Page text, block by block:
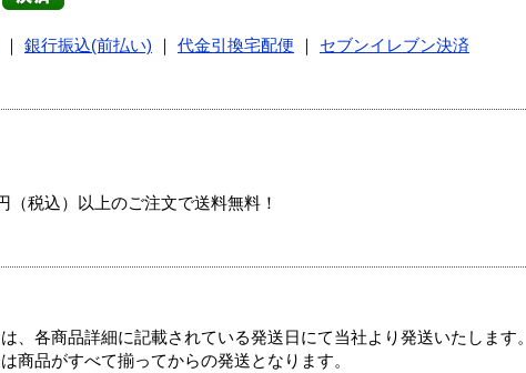
銀行振込(前払い) 代金引換宅配便
セブンイレブン決済
税込）以上のご注文で送料無料！
、各商品詳細に記載されている発送日にて当社より発送いたします。
商品がすべて揃ってからの発送となります。